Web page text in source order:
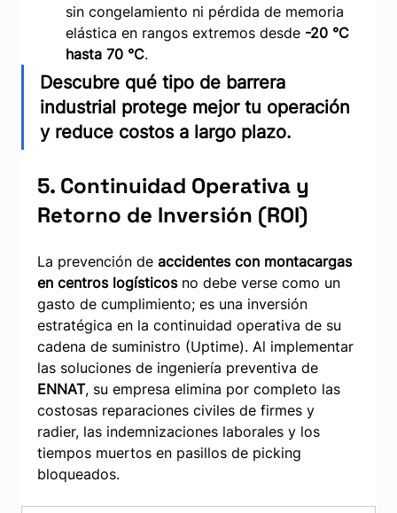
sin congelamiento ni pérdida de memoria
elástica en rangos extremos desde -20 °C
hasta 70 °C.
Descubre qué tipo de barrera
industrial protege mejor tu operación
y reduce costos a largo plazo.
5. Continuidad Operativa y
Retorno de Inversión (ROI)
La prevención de accidentes con montacargas
en centros logísticos no debe verse como un
gasto de cumplimiento; es una inversión
estratégica en la continuidad operativa de su
cadena de suministro (Uptime). Al implementar
las soluciones de ingeniería preventiva de
ENNAT, su empresa elimina por completo las
costosas reparaciones civiles de firmes y
radier, las indemnizaciones laborales y los
tiempos muertos en pasillos de picking
bloqueados.